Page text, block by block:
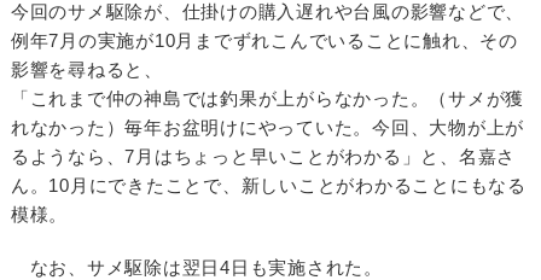
今回のサメ駆除が、仕掛けの購入遅れや台風の影響などで、
例年7月の実施が10月までずれこんでいることに触れ、その
影響を尋ねると、
「これまで仲の神島では釣果が上がらなかった。（サメが獲
れなかった）毎年お盆明けにやっていた。今回、大物が上が
るようなら、7月はちょっと早いことがわかる」と、名嘉さ
ん。10月にできたことで、新しいことがわかることにもなる
模様。
なお、サメ駆除は翌日4日も実施された。